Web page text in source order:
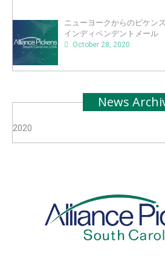
ニューヨークからのピケン
インディペンデントメール
October 28, 2020
News
2020